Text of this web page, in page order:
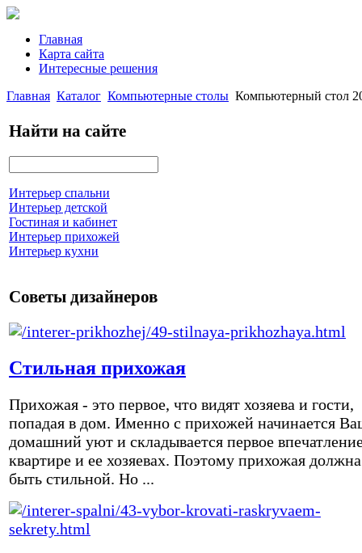
Главная
Карта сайта
Интересные решения
Главная Каталог Компьютерные столы Компьютерный стол
Найти на сайте
Интерьер спальни
Интерьер детской
Гостиная и кабинет
Интерьер прихожей
Интерьер кухни
Советы дизайнеров
Стильная прихожая
Прихожая - это первое, что видят хозяева и гости,
попадая в дом. Именно с прихожей начинается
домашний уют и складывается первое
квартире и ее хозяевах. Поэтому прихожая должна
быть стильной. Но ...